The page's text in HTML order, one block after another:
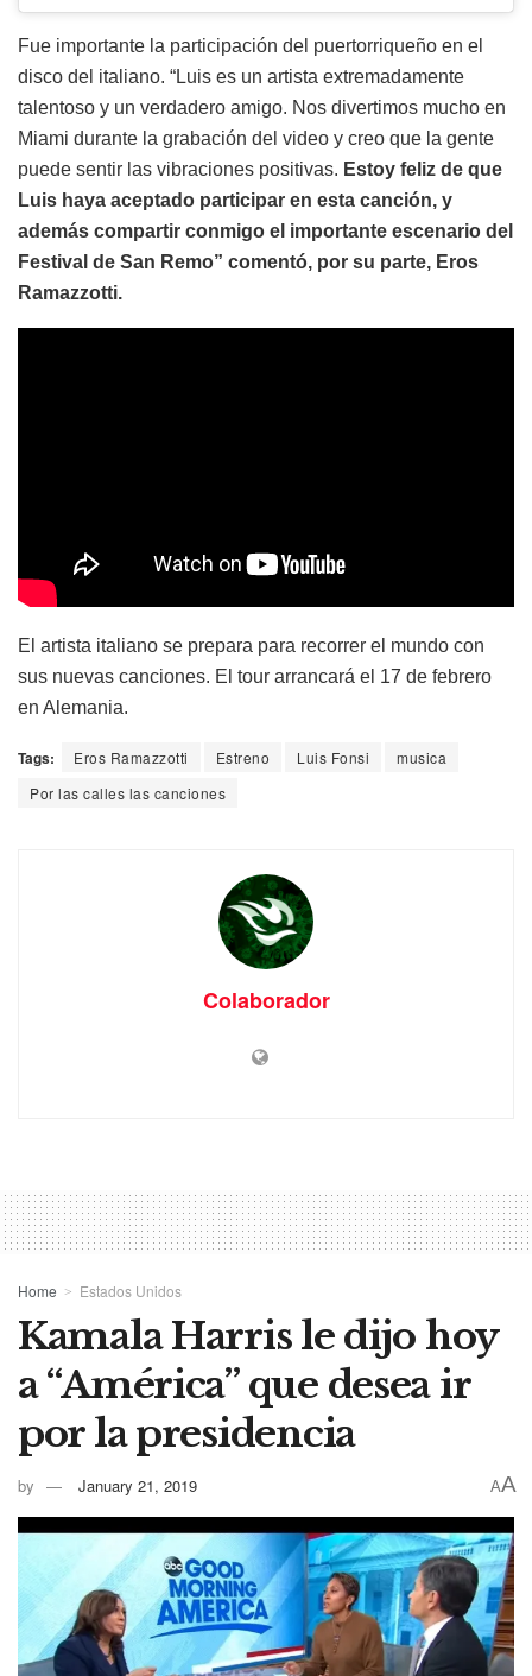
Fue importante la participación del puertorriqueño en el
disco del italiano. “Luis es un artista extremadamente
talentoso y un verdadero amigo. Nos divertimos mucho en
Miami durante la grabación del video y creo que la gente
puede sentir las vibraciones positivas. Estoy feliz de que
Luis haya aceptado participar en esta canción, y
además compartir conmigo el importante escenario del
Festival de San Remo” comentó, por su parte, Eros
Ramazzotti.
El artista italiano se prepara para recorrer el mundo con
sus nuevas canciones. El tour arrancará el 17 de febrero
en Alemania.
Tags: Eros Ramazzotti Estreno Luis Fonsi
musica
Por las calles las canciones
Colaborador
Home Estados Unidos
Kamala Harris le dijo hoy
a “América” que desea ir
por la presidencia
by January 21, 2019 AA